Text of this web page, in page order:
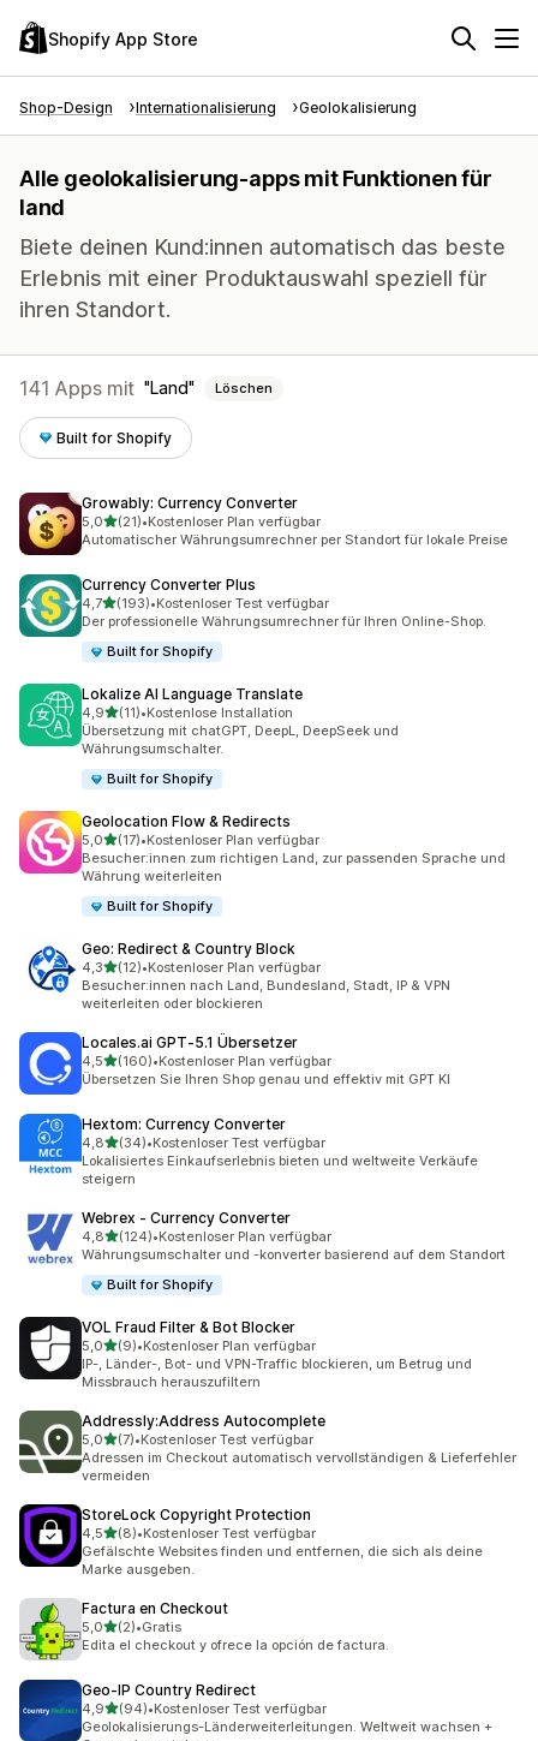
Shopify App Store
Shop-Design Internationalisierung Geolokalisierung
Alle geolokalisierung-apps mit Funktionen für
land
Biete deinen Kund:innen automatisch das beste
Erlebnis mit einer Produktauswahl speziell für
ihren Standort.
141 Apps mit Land Löschen
Built for Shopify
Growably: Currency Converter
5,0von 5 Sternen
(21)
21 Rezensionen insgesamt
•Kostenloser Plan verfügbar
Automatischer Währungsumrechner per Standort für lokale Preise
Currency Converter Plus
4,7von 5 Sternen
(193)
193 Rezensionen insgesamt
•Kostenloser Test verfügbar
Der professionelle Währungsumrechner für Ihren Online-Shop.
Built for Shopify
Lokalize AI Language Translate
4,9von 5 Sternen
(11)
11 Rezensionen insgesamt
•Kostenlose Installation
Übersetzung mit chatGPT, DeepL, DeepSeek und
Währungsumschalter.
Built for Shopify
Geolocation Flow & Redirects
5,0von 5 Sternen
(17)
17 Rezensionen insgesamt
•Kostenloser Plan verfügbar
Besucher:innen zum richtigen Land, zur passenden Sprache und
Währung weiterleiten
Built for Shopify
Geo: Redirect & Country Block
4,3von 5 Sternen
(12)
12 Rezensionen insgesamt
•Kostenloser Plan verfügbar
Besucher:innen nach Land, Bundesland, Stadt, IP & VPN
weiterleiten oder blockieren
Locales.ai GPT‑5.1 Übersetzer
4,5von 5 Sternen
(160)
160 Rezensionen insgesamt
•Kostenloser Plan verfügbar
Übersetzen Sie Ihren Shop genau und effektiv mit GPT KI
Hextom: Currency Converter
4,8von 5 Sternen
(34)
34 Rezensionen insgesamt
•Kostenloser Test verfügbar
Lokalisiertes Einkaufserlebnis bieten und weltweite Verkäufe
steigern
Webrex ‑ Currency Converter
4,8von 5 Sternen
(124)
124 Rezensionen insgesamt
•Kostenloser Plan verfügbar
Währungsumschalter und -konverter basierend auf dem Standort
Built for Shopify
VOL Fraud Filter & Bot Blocker
5,0von 5 Sternen
(9)
9 Rezensionen insgesamt
•Kostenloser Plan verfügbar
IP-, Länder-, Bot- und VPN-Traffic blockieren, um Betrug und
Missbrauch herauszufiltern
Addressly:Address Autocomplete
5,0von 5 Sternen
(7)
7 Rezensionen insgesamt
•Kostenloser Test verfügbar
Adressen im Checkout automatisch vervollständigen & Lieferfehler
vermeiden
StoreLock Copyright Protection
4,5von 5 Sternen
(8)
8 Rezensionen insgesamt
•Kostenloser Test verfügbar
Gefälschte Websites finden und entfernen, die sich als deine
Marke ausgeben.
Factura en Checkout
5,0von 5 Sternen
(2)
2 Rezensionen insgesamt
•Gratis
Edita el checkout y ofrece la opción de factura.
Geo‑IP Country Redirect
4,9von 5 Sternen
(94)
94 Rezensionen insgesamt
•Kostenloser Test verfügbar
Geolokalisierungs-Länderweiterleitungen. Weltweit wachsen +